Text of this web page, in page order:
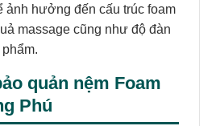
ảnh hưởng đến cấu trúc foam
massage cũng như độ đàn
quản nệm Foam
Phú